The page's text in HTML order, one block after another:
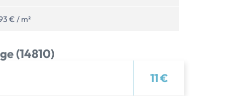
€ / m²
(14810)
11 €